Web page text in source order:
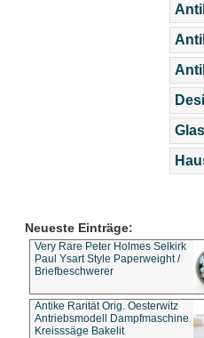
Neueste Einträge:
Very Rare Peter Holmes Selkirk
Paul Ysart Style Paperweight /
Briefbeschwerer
Antike Rarität Orig. Oesterwitz
Antriebsmodell Dampfmaschine
Kreisssäge Bakelit